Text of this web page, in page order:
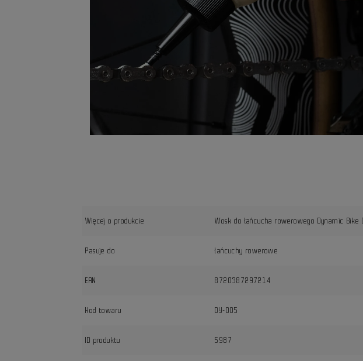
Więcej o produkcie Wosk do łańcucha rowerowego Dynamic
Pasuje do łańcuchy rowerowe
EAN 8720387297214
Kod towaru DY-005
ID produktu 5987